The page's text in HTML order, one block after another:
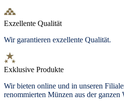
Exzellente Qualität
Wir garantieren exzellente Qualität.
Exklusive Produkte
Wir bieten online und in unseren
renommierten Münzen aus der ganzen